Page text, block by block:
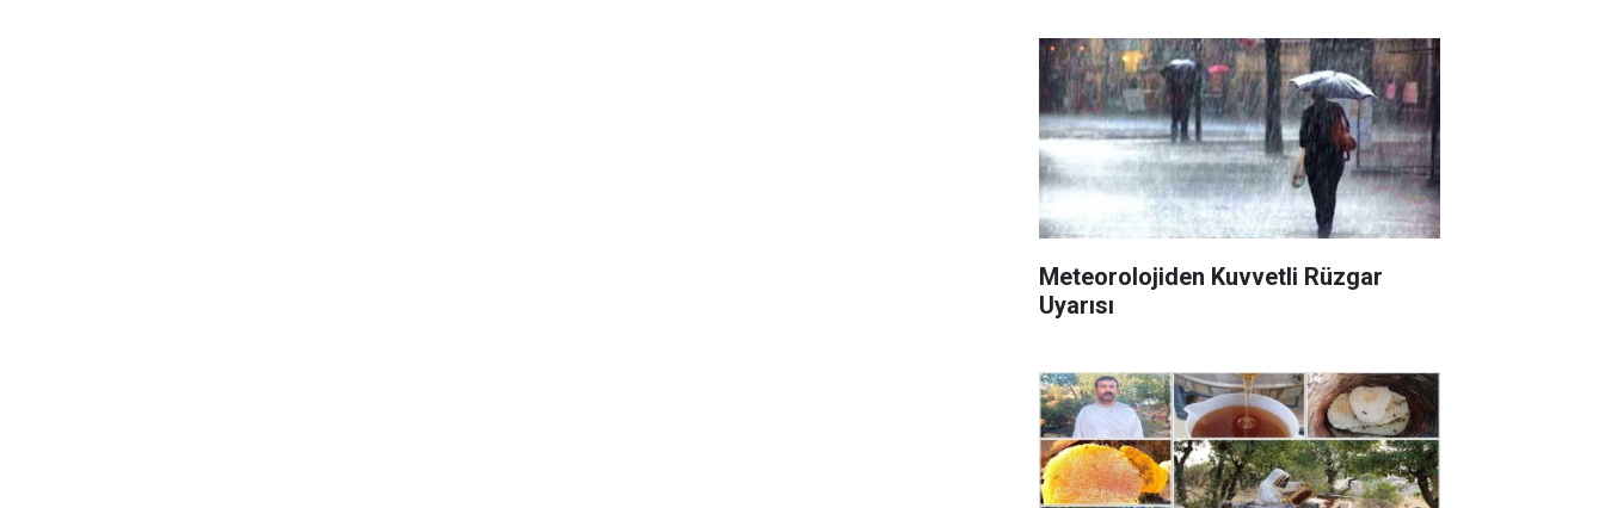
Meteorolojiden Kuvvetli Rüzgar
Uyarısı